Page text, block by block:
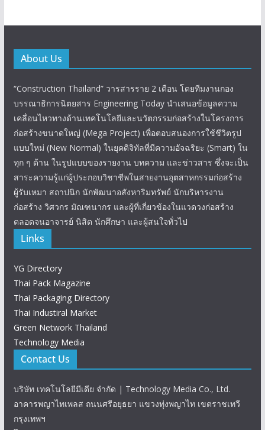
About Us
“Construction Thailand” วารสารราย 2 เดือน โดยทีมงานกอง
บรรณาธิการนิตยสาร Engineering Today นำเสนอข้อมูลความ
เคลื่อนไหวทางด้านเทคโนโลยีและนวัตกรรมก่อสร้างในโครงการ
ก่อสร้างขนาดใหญ่ (Mega Project) เพื่อตอบสนองการใช้ชีวิตรูป
แบบใหม่ (New Normal) ในยุคดิจิทัลที่มีความอัจฉริยะ (Smart) ใน
ทุก ๆ ด้าน ในรูปแบบของรายงาน บทความ และข่าวสาร ซึ่งจะเป็น
สาระความรู้แก่ผู้ประกอบวิชาชีพในสายงานอุตสาหกรรมก่อสร้าง
ผู้รับเหมา สถาปนิก นักพัฒนาอสังหาริมทรัพย์ นักบริหารงาน
ก่อสร้าง วิศวกร มัณฑนากร และผู้ที่เกี่ยวข้องในแวดวงก่อสร้าง
ตลอดจนอาจารย์ นิสิต นักศึกษา และผู้สนใจทั่วไป
Links
YG Directory
Thai Pack Magazine
Thai Packaging Directory
Thai Industiral Market
Green Network Thailand
Technology Media
Contact Us
บริษัท เทคโนโลยีมีเดีย จำกัด | Technology Media Co., Ltd.
อาคารพญาไทเพลส ถนนศรีอยุธยา แขวงทุ่งพญาไท เขตราชเทวี
กรุงเทพฯ